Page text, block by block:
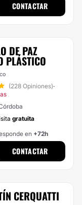
CONTACTAR
DE PAZ
PLÁSTICO
(228 Opiniones)·
gratuita
en +72h
CONTACTAR
CERQUATTI